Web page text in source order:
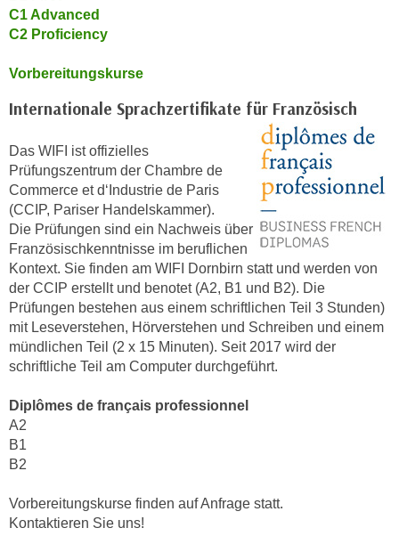
C1 Advanced
C2 Proficiency
Vorbereitungskurse
Internationale Sprachzertifikate für Französisch
Das WIFI ist offizielles
Prüfungszentrum der Chambre de
Commerce et d‘Industrie de Paris
(CCIP, Pariser Handelskammer).
Die Prüfungen sind ein Nachweis über
Französischkenntnisse im beruflichen
Kontext. Sie finden am WIFI Dornbirn statt und werden von
der CCIP erstellt und benotet (A2, B1 und B2). Die
Prüfungen bestehen aus einem schriftlichen Teil 3 Stunden)
mit Leseverstehen, Hörverstehen und Schreiben und einem
mündlichen Teil (2 x 15 Minuten). Seit 2017 wird der
schriftliche Teil am Computer durchgeführt.
Diplômes de français professionnel
A2
B1
B2
Vorbereitungskurse finden auf Anfrage statt.
Kontaktieren Sie uns!
o
r
e
i
e
r
t
e
C
o
o
k
i
e
z
u
A
n
l
y
e
r
o
f
n
h
a
b
e
n
.
W
e
n
n
i
e
d
r
C